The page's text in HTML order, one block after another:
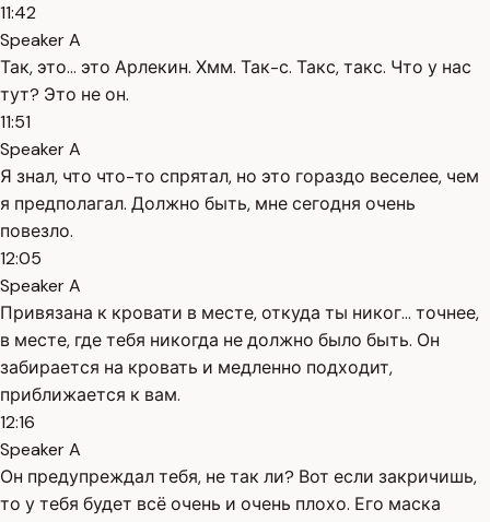
11:42
Speaker A
Так, это... это Арлекин. Хмм. Так-с. Такс, такс. Что у нас
тут? Это не он.
11:51
Speaker A
Я знал, что что-то спрятал, но это гораздо веселее, чем
я предполагал. Должно быть, мне сегодня очень
повезло.
12:05
Speaker A
Привязана к кровати в месте, откуда ты никог... точнее,
в месте, где тебя никогда не должно было быть. Он
забирается на кровать и медленно подходит,
приближается к вам.
12:16
Speaker A
Он предупреждал тебя, не так ли? Вот если закричишь,
то у тебя будет всё очень и очень плохо. Его маска